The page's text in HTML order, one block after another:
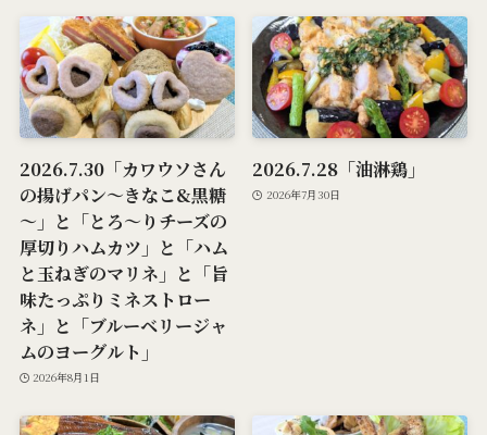
2026.7.30「カワウソさん
の揚げパン～きなこ&黒糖
～」と「とろ～りチーズの
厚切りハムカツ」と「ハム
と玉ねぎのマリネ」と「旨
味たっぷりミネストロー
ネ」と「ブルーベリージャ
ムのヨーグルト」
2026年8月1日
2026.7.28「油淋鶏」
2026年7月30日